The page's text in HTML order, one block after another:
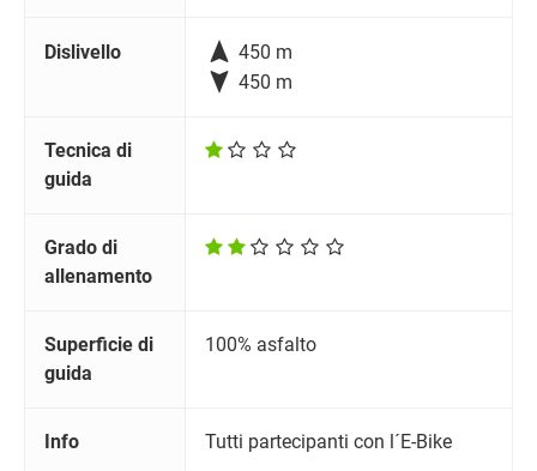
Dislivello  450 m
 450 m
Tecnica di
guida
Grado di
allenamento
Superficie di
guida
100% asfalto
Info Tutti partecipanti con l´E-Bike